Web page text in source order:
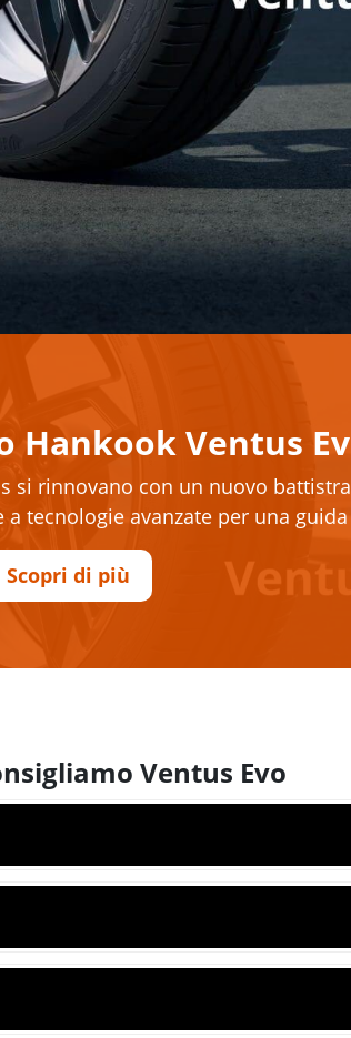
Hankook Ventus
si rinnovano con un nuovo
tecnologie avanzate per una
Scopri di più
Ventus Evo